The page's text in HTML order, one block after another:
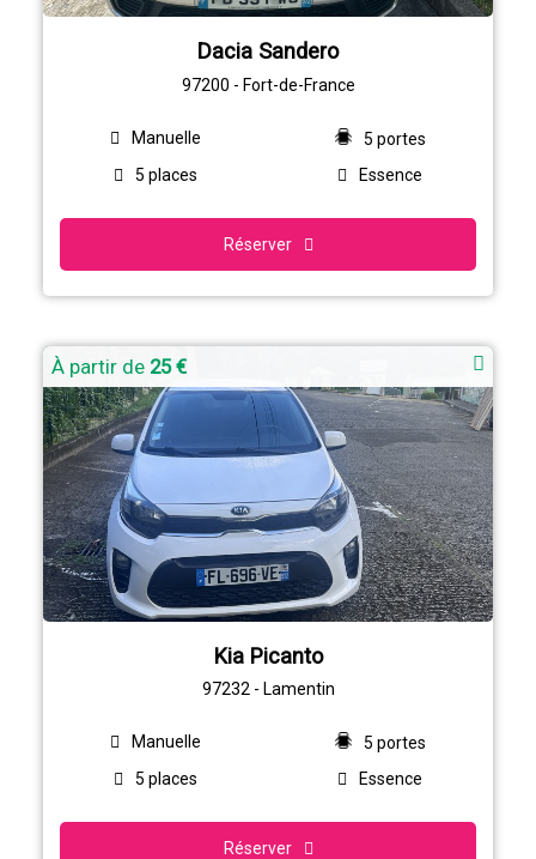
Dacia Sandero
97200 - Fort-de-France
Manuelle
5 portes
5 places
Essence
Réserver
À partir de 25 €
Kia Picanto
97232 - Lamentin
Manuelle
5 portes
5 places
Essence
Réserver